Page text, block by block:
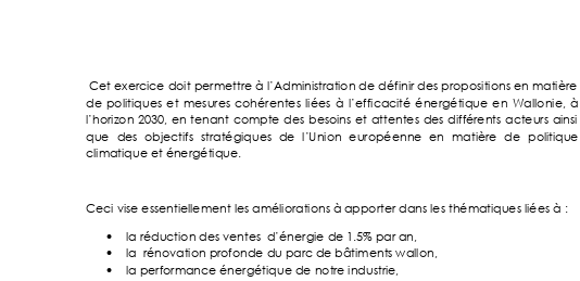
Cet exercice doit permettre à l’Administration de définir des propositions en matière
de politiques et mesures cohérentes liées à l’efficacité énergétique en Wallonie, à
l’horizon 2030, en tenant compte des besoins et attentes des différents acteurs ainsi
que
des objectifs stratégiques de l’Union européenne en matière de politique
climatique et énergétique.
Ceci vise essentiellement les améliorations à apporter dans les thématiques liées à :
 la réduction des ventes d’énergie de 1.5% par an,
 la  rénovation profonde du parc de bâtiments wallon,
 la performance énergétique de notre industrie,